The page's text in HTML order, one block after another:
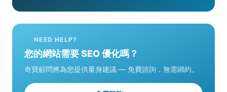
NEED HELP?
您的網站需要 SEO 優化嗎？
奇寶顧問將為您提供量身建議 — 免費諮詢，無需綁約。